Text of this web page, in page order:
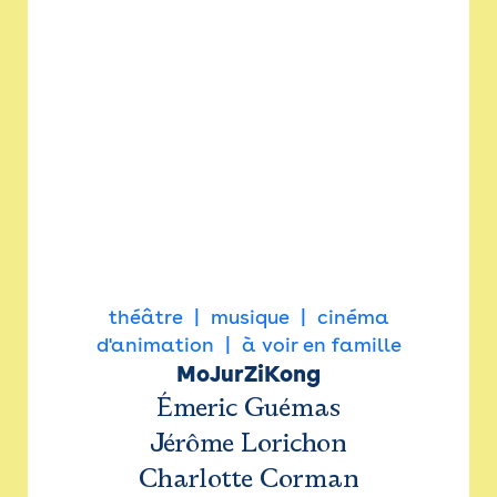
théâtre musique
cinéma
d'animation
à voir en famille
MoJurZiKong
Émeric Guémas
Jérôme Lorichon
Charlotte Corman